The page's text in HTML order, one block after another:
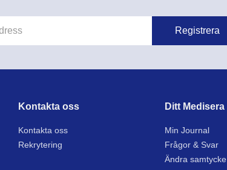
Kontakta oss
Kontakta oss
Rekrytering
Ditt Medisera
Min Journal
Frågor & Svar
Ändra samtycke